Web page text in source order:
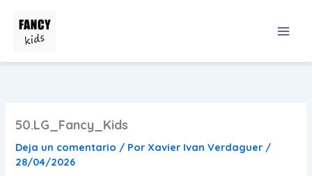
contenido
50.LG_Fancy_Kids
Deja un comentario / Por Xavier Ivan Verdaguer /
28/04/2026